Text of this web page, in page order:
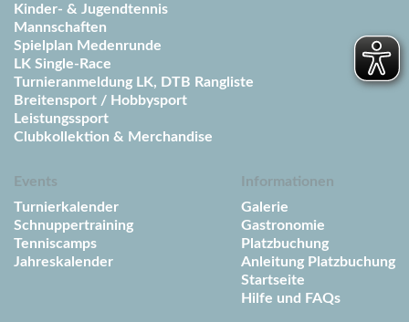
Kinder- & Jugendtennis
Mannschaften
Spielplan Medenrunde
LK Single-Race
Turnieranmeldung LK, DTB Rangliste
Breitensport / Hobbysport
Leistungssport
Clubkollektion & Merchandise
Events
Turnierkalender
Schnuppertraining
Tenniscamps
Jahreskalender
Informationen
Galerie
Gastronomie
Platzbuchung
Anleitung Platzbuchung
Startseite
Hilfe und FAQs